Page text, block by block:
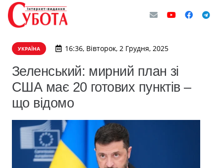
УКРАЇНА 16:36, Вівторок, 2 Грудня, 2025
Зеленський: мирний план зі
США має 20 готових пунктів –
що відомо